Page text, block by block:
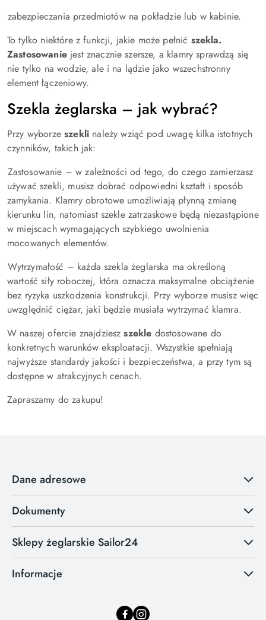
zabezpieczania przedmiotów na pokładzie lub w kabinie.
To tylko niektóre z funkcji, jakie może pełnić szekla.
Zastosowaniejest znacznie szersze, a klamry sprawdzą się
nie tylko na wodzie, ale i na lądzie jako wszechstronny
element łączeniowy.
Szekla żeglarska – jak wybrać?
Przy wyborzeszekli należy wziąć pod uwagę kilka istotnych
czynników, takich jak:
Zastosowanie – w zależności od tego, do czego zamierzasz
używać szekli, musisz dobrać odpowiedni kształt i sposób
zamykania. Klamry obrotowe umożliwiają płynną zmianę
kierunku lin, natomiast szekle zatrzaskowe będą niezastąpione
w miejscach wymagających szybkiego uwolnienia
mocowanych elementów.
Wytrzymałość – każda szekla żeglarska ma określoną
wartość siły roboczej, która oznacza maksymalne obciążenie
bez ryzyka uszkodzenia konstrukcji. Przy wyborze musisz więc
uwzględnić ciężar, jaki będzie musiała wytrzymać klamra.
W naszej ofercie znajdzieszszekle dostosowane do
konkretnych warunków eksploatacji. Wszystkie spełniają
najwyższe standardy jakości i bezpieczeństwa, a przy tym są
dostępne w atrakcyjnych cenach.
Zapraszamy do zakupu!
Dane adresowe
Dokumenty
Sklepy żeglarskie Sailor24
Informacje